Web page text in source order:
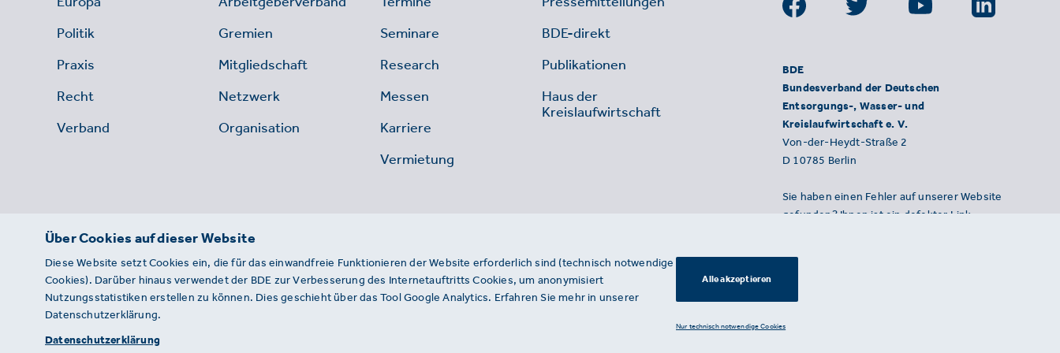
Politik
Praxis
Recht
Verband
Gremien
Mitgliedschaft
Netzwerk
Organisation
Seminare
Research
Messen
Karriere
Vermietung
BDE-direkt
Publikationen
Haus der
Kreislaufwirtschaft
BDE
Bundesverband der Deutschen
Entsorgungs-, Wasser- und
Kreislaufwirtschaft e. V.
Von-der-Heydt-Straße 2
D 10785 Berlin
Sie haben einen Fehler auf unserer Website
gefunden? Ihnen ist ein defekter Link
© 2026 · BDE
Über Cookies auf dieser Website
Diese Website setzt Cookies ein, die für das einwandfreie Funktionieren der Website erforderlich sind (technisch notwendige
Cookies). Darüber hinaus verwendet der BDE zur Verbesserung des Internetauftritts Cookies, um anonymisiert
Nutzungsstatistiken erstellen zu können. Dies geschieht über das Tool Google Analytics. Erfahren Sie mehr in unserer
Datenschutzerklärung.
Datenschutzerklärung
Alle akzeptieren
Nur technisch notwendige Cookies